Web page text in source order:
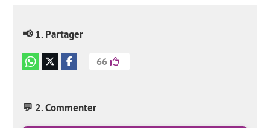
📢 1. Partager
66
💬 2. Commenter